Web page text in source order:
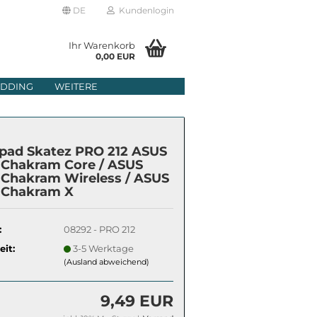
DE Kundenlogin
vergessen?
Ihr Warenkorb
0,00 EUR
WEITERE
Skatez PRO 212 ASUS
Chakram Core / ASUS
Chakram Wireless / ASUS
Chakram X
08292 - PRO 212
3-5 Werktage
(Ausland abweichend)
9,49 EUR